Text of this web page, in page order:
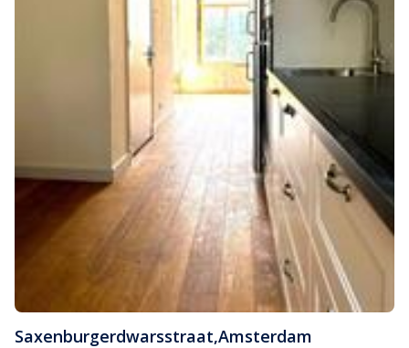
Saxenburgerdwarsstraat,Amsterdam